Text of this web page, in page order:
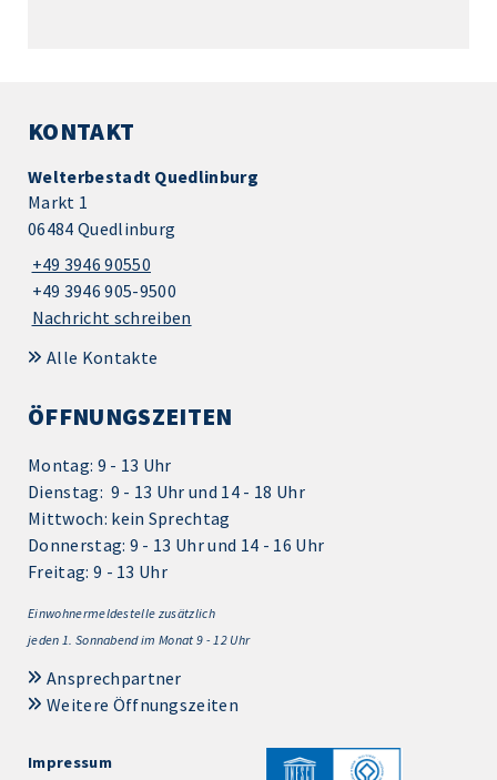
KONTAKT
Welterbestadt Quedlinburg
Markt 1
06484 Quedlinburg
+49 3946 90550
+49 3946 905-9500
Nachricht schreiben
Alle Kontakte
ÖFFNUNGSZEITEN
Montag: 9 - 13 Uhr
Dienstag: 9 - 13 Uhr und 14 - 18 Uhr
Mittwoch: kein Sprechtag
Donnerstag: 9 - 13 Uhr und 14 - 16 Uhr
Freitag: 9 - 13 Uhr
Einwohnermeldestelle zusätzlich
jeden 1. Sonnabend im Monat 9 - 12 Uhr
Ansprechpartner
Weitere Öffnungszeiten
Impressum